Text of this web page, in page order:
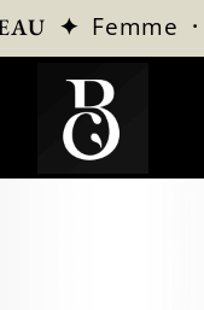
✦ Femme